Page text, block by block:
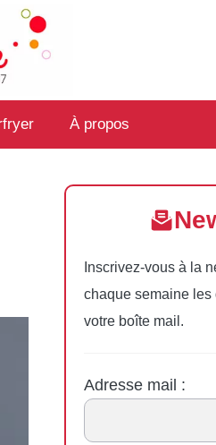
À propos
Inscrivez-vous à la
chaque semaine
votre boîte mail.
Adresse mail :